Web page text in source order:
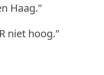
Haag."
niet hoog."